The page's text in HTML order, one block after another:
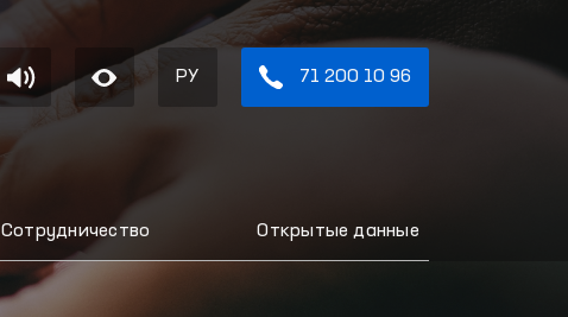
РУ 71 200 10 96
Сотрудничество Открытые данные